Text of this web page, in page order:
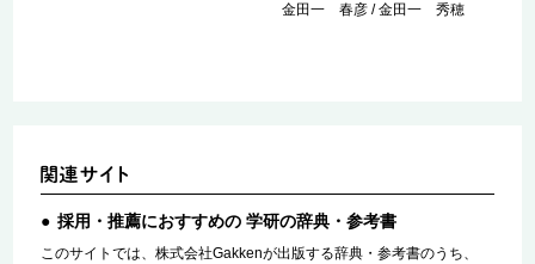
金田一 春彦 / 金田一 秀穂
採用・推薦におすすめの 学研の辞典・参考書
このサイトでは、株式会社Gakkenが出版する辞典・参考書のうち、